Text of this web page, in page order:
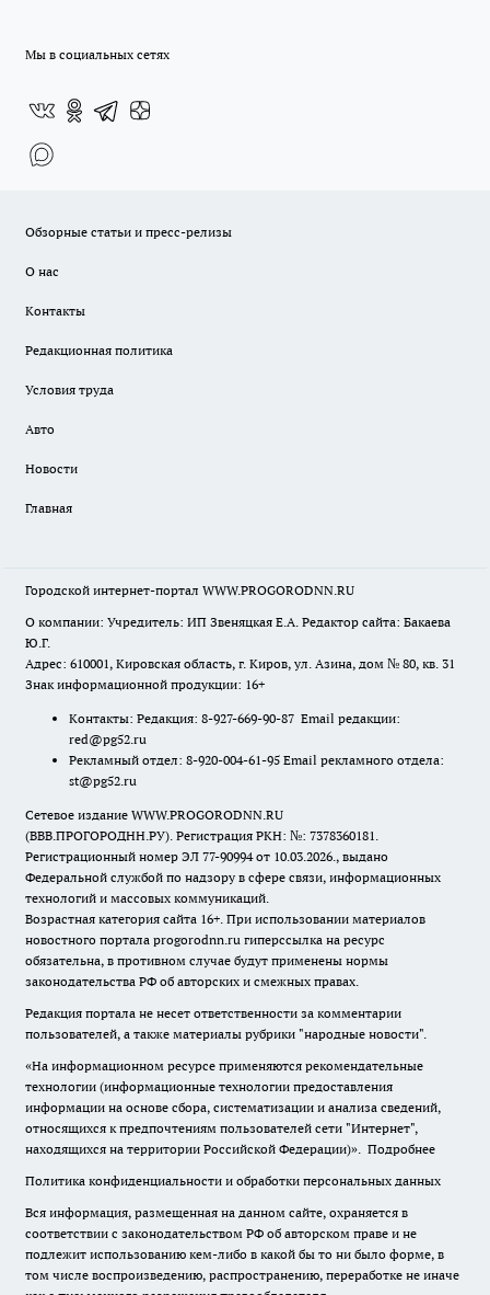
Мы в социальных сетях
Обзорные статьи и пресс-релизы
О нас
Контакты
Редакционная политика
Условия труда
Авто
Новости
Главная
Городской интернет-портал WWW.PROGORODNN.RU
О компании: Учредитель: ИП Звеняцкая Е.А. Редактор сайта: Бакаева
Ю.Г.
Адрес: 610001, Кировская область, г. Киров, ул. Азина, дом № 80, кв. 31
Знак информационной продукции: 16+
Контакты: Редакция: 8-927-669-90-87 Email редакции:
red@pg52.ru
Рекламный отдел: 8-920-004-61-95 Email рекламного отдела:
st@pg52.ru
Сетевое издание WWW.PROGORODNN.RU
(ВВВ.ПРОГОРОДНН.РУ). Регистрация РКН: №: 7378360181.
Регистрационный номер ЭЛ 77-90994 от 10.03.2026., выдано
Федеральной службой по надзору в сфере связи, информационных
технологий и массовых коммуникаций.
Возрастная категория сайта 16+. При использовании материалов
новостного портала progorodnn.ru гиперссылка на ресурс
обязательна, в противном случае будут применены нормы
законодательства РФ об авторских и смежных правах.
Редакция портала не несет ответственности за комментарии
пользователей, а также материалы рубрики "народные новости".
«На информационном ресурсе применяются рекомендательные
технологии (информационные технологии предоставления
информации на основе сбора, систематизации и анализа сведений,
относящихся к предпочтениям пользователей сети "Интернет",
находящихся на территории Российской Федерации)». Подробнее
Политика конфиденциальности и обработки персональных данных
Вся информация, размещенная на данном сайте, охраняется в
соответствии с законодательством РФ об авторском праве и не
подлежит использованию кем-либо в какой бы то ни было форме, в
том числе воспроизведению, распространению, переработке не иначе